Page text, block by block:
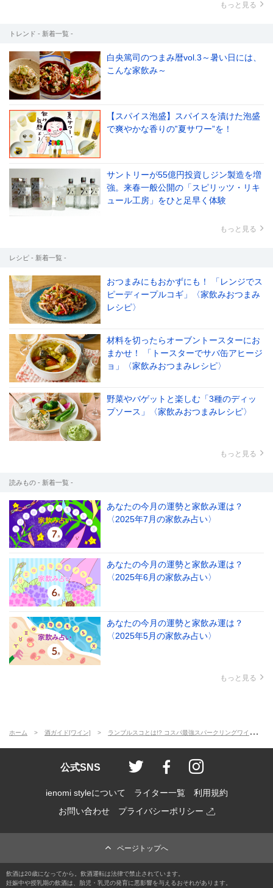
もっと見る
トレンド - 新着一覧 -
白央篤司のつまみ暦vol.3～暑い日には、
こんな家飲み～
【スパイス泡盛】スパイスを漬けた泡盛
で爽やかな香りの‟夏サワー”を！
サントリーが55億円投資しジン製造を増
強。来春一般公開の「スピリッツ・リキ
ュール工房」をひと足早く体験
もっと見る
レシピ - 新着一覧 -
おつまみにもおかずにも！ 「レンジでス
ピーディープルコギ」〈家飲みおつまみ
レシピ〉
材料を切ったらオーブントースターにお
まかせ！ 「トースターでサバ缶アヒージ
ョ」〈家飲みおつまみレシピ〉
野菜やバゲットと楽しむ「3種のディッ
プソース」〈家飲みおつまみレシピ〉
もっと見る
読みもの - 新着一覧 -
あなたの今月の運勢と家飲み運は？
〈2025年7月の家飲み占い〉
あなたの今月の運勢と家飲み運は？
〈2025年6月の家飲み占い〉
あなたの今月の運勢と家飲み運は？
〈2025年5月の家飲み占い〉
もっと見る
ホーム 酒ガイド[ワイン] ランブルスコとは!? コスパ最強スパークリングワインの種類や楽しみ方をソムリエが解説！
公式SNS ienomi style[イ
ienomi style[
ienomi
ienomi styleについて ライター一覧
利用規約
お問い合わせ
プライバシーポリシー
ページトップへ
飲酒は20歳になってから。飲酒運転は法律で禁止されています。
妊娠中や授乳期の飲酒は、胎児・乳児の発育に悪影響を与えるおそれがあります。